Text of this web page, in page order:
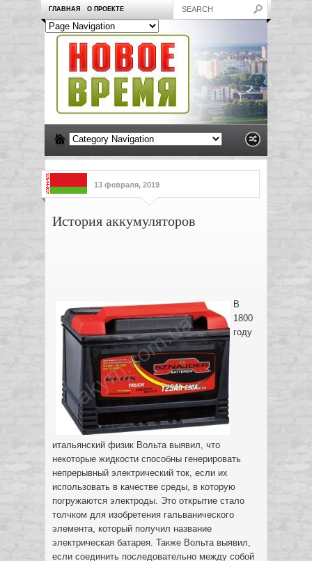
ГЛАВНАЯ О ПРОЕКТЕ
13 февраля, 2019
История аккумуляторов
В
1800
году
итальянский физик Вольта выявил, что
некоторые жидкости способны генерировать
непрерывный электрический ток, если их
использовать в качестве среды, в которую
погружаются электроды. Это открытие стало
толчком для изобретения гальванического
элемента, который получил название
электрическая батарея. Также Вольта выявил,
если соединить последовательно между собой